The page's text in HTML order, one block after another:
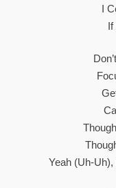
I
If
Yeah (Uh-Uh),